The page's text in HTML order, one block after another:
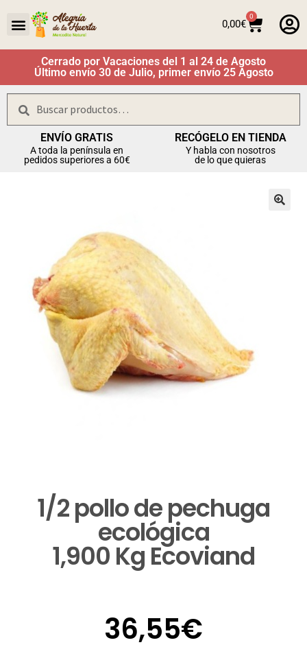
0,00€
0
Cerrado por Vacaciones del 1 al 24 de Agosto
Último envío 30 de Julio, primer envío 25 Agosto
Buscar
ENVÍO GRATIS
A toda la península en
pedidos superiores a 60€
RECÓGELO EN TIENDA
Y habla con nosotros
de lo que quieras
1/2 pollo de pechuga
ecológica
1,900 Kg Ecoviand
36,55€